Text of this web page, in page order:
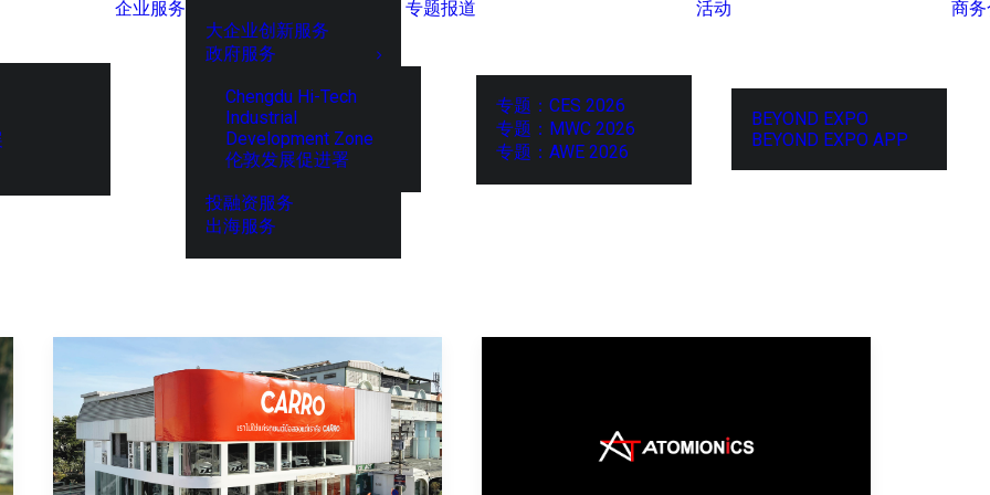
企业服务
大企业创新服务
政府服务
Chengdu Hi-Tech
Industrial
Development Zone
伦敦发展促进署
投融资服务
出海服务
专题报道
专题：CES 2026
专题：MWC 2026
专题：AWE 2026
活动
BEYOND EXPO
BEYOND EXPO APP
商